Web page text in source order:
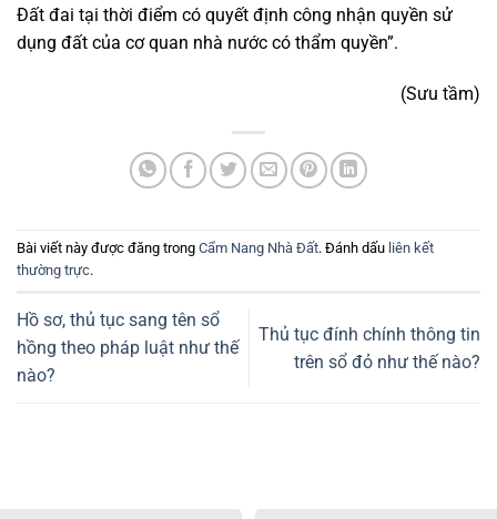
Đất đai tại thời điểm có quyết định công nhận quyền sử
dụng đất của cơ quan nhà nước có thẩm quyền”.
(Sưu tầm)
Bài viết này được đăng trong Cẩm Nang Nhà Đất. Đánh dấu liên kết
thường trực.
Hồ sơ, thủ tục sang tên sổ
hồng theo pháp luật như thế
nào?
Thủ tục đính chính thông tin
trên sổ đỏ như thế nào?